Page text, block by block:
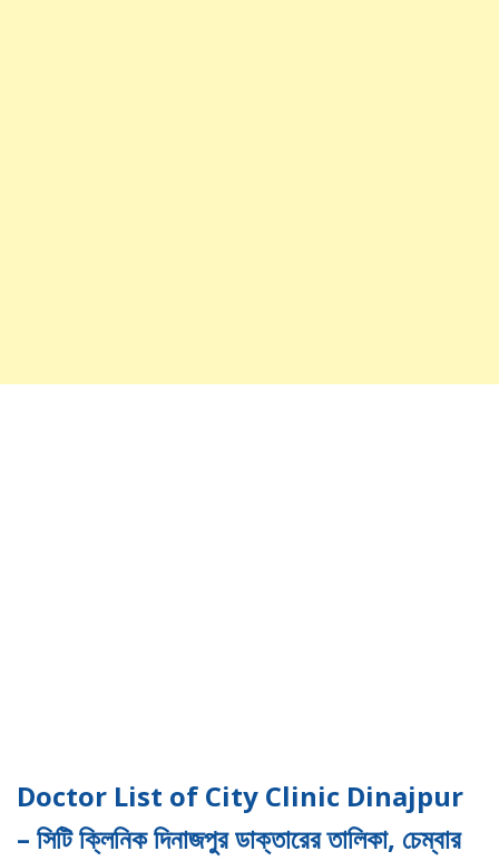
Doctor List of City Clinic Dinajpur
– সিটি ক্লিনিক দিনাজপুর ডাক্তারের তালিকা, চেম্বার